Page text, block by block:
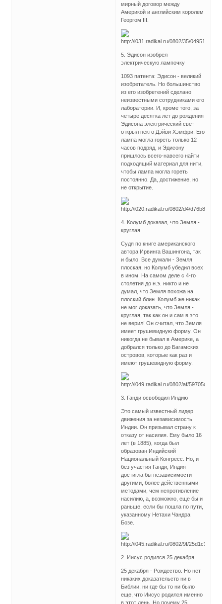
мирный договор между
Америкой и английским королем
Георгом III.
5. Эдисон изобрел
электрическую лампочку
1093 патента: Эдисон - великий
изобретатель. Но большинство
из его изобретений сделано
неизвестными сотрудниками его
лаборатории. И, кроме того, за
четыре десятка лет до рождения
Эдисона электрический свет
открыл некто Дэйви Хэмфри. Его
лампа могла гореть только 12
часов подряд, и Эдисону
пришлось всего-навсего найти
подходящий материал для нити,
чтобы лампа могла гореть
постоянно. Да, достижение, но
не открытие.
4. Колумб доказал, что Земля -
круглая
Судя по книге американского
автора Ирвинга Вашингона, так
и было. Все думали - Земля
плоская, но Колумб убедил всех
в ином. На самом деле с 4-го
столетия до н.э. никто и не
думал, что Земля похожа на
плоский блин. Колумб же никак
не мог доказать, что Земля -
круглая, так как он и сам в это
не верил! Он считал, что Земля
имеет грушевидную форму. Он
никогда не бывал в Америке, а
добрался только до Багамских
островов, которые как раз и
имеют грушевидную форму.
3. Ганди освободил Индию
Это самый известный лидер
движения за независимость
Индии. Он призывал страну к
отказу от насилия. Ему было 16
лет (в 1885), когда был
образован Индийский
Национальный Конгресс. Но, и
без участия Ганди, Индия
достигла бы независимости
другими, более действенными
методами, чем непротивление
насилию, а, возможно, еще бы и
раньше, если бы пошла по пути,
указанному Нетахи Чандра
Бозе.
2. Иисус родился 25 декабря
25 декабря - Рождество. Но нет
никаких доказательств ни в
Библии, ни где бы то ни было
еще, что Иисус родился именно
в этот день. Но почему 25